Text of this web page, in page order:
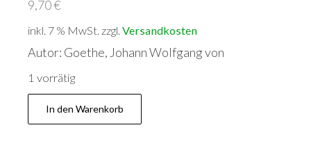
9,70€
inkl. 7 % MwSt. zzgl. Versandkosten
Autor: Goethe, Johann Wolfgang von
1 vorrätig
Eine
Welt
In den Warenkorb